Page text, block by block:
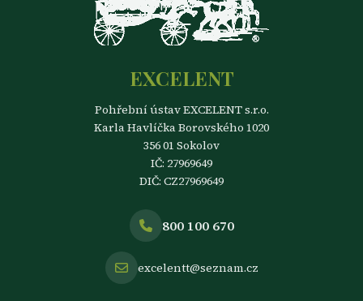
EXCELENT
Pohřební ústav EXCELENT s.r.o.
Karla Havlíčka Borovského 1020
356 01 Sokolov
IČ: 27969649
DIČ: CZ27969649
800 100 670
excelentt@seznam.cz